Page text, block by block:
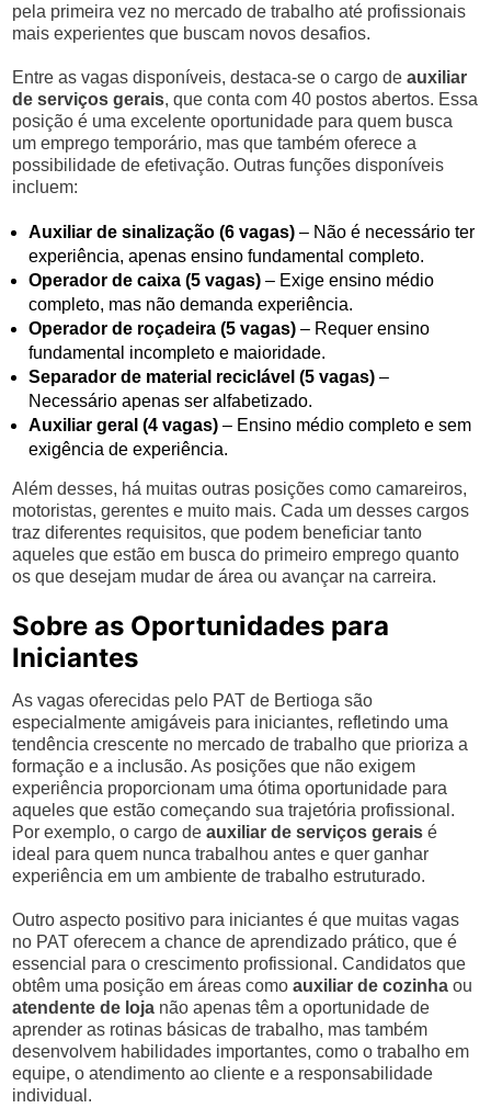
pela primeira vez no mercado de trabalho até profissionais
mais experientes que buscam novos desafios.
Entre as vagas disponíveis, destaca-se o cargo deauxiliar
de serviços gerais, que conta com 40 postos abertos. Essa
posição é uma excelente oportunidade para quem busca
um emprego temporário, mas que também oferece a
possibilidade de efetivação. Outras funções disponíveis
incluem:
Auxiliar de sinalização (6 vagas) – Não é necessário ter
experiência, apenas ensino fundamental completo.
Operador de caixa (5 vagas) – Exige ensino médio
completo, mas não demanda experiência.
Operador de roçadeira (5 vagas) – Requer ensino
fundamental incompleto e maioridade.
Separador de material reciclável (5 vagas) –
Necessário apenas ser alfabetizado.
Auxiliar geral (4 vagas) – Ensino médio completo e sem
exigência de experiência.
Além desses, há muitas outras posições como camareiros,
motoristas, gerentes e muito mais. Cada um desses cargos
traz diferentes requisitos, que podem beneficiar tanto
aqueles que estão em busca do primeiro emprego quanto
os que desejam mudar de área ou avançar na carreira.
Sobre as Oportunidades para
Iniciantes
As vagas oferecidas pelo PAT de Bertioga são
especialmente amigáveis para iniciantes, refletindo uma
tendência crescente no mercado de trabalho que prioriza a
formação e a inclusão. As posições que não exigem
experiência proporcionam uma ótima oportunidade para
aqueles que estão começando sua trajetória profissional.
Por exemplo, o cargo deauxiliar de serviços gerais é
ideal para quem nunca trabalhou antes e quer ganhar
experiência em um ambiente de trabalho estruturado.
Outro aspecto positivo para iniciantes é que muitas vagas
no PAT oferecem a chance de aprendizado prático, que é
essencial para o crescimento profissional. Candidatos que
obtêm uma posição em áreas comoauxiliar de cozinha ou
atendente de loja não apenas têm a oportunidade de
aprender as rotinas básicas de trabalho, mas também
desenvolvem habilidades importantes, como o trabalho em
equipe, o atendimento ao cliente e a responsabilidade
individual.